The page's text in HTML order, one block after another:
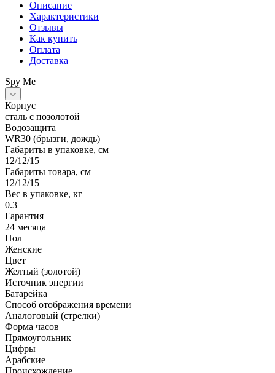
Описание
Характеристики
Отзывы
Как купить
Оплата
Доставка
Spy Me
Корпус
сталь с позолотой
Водозащита
WR30 (брызги, дождь)
Габариты в упаковке, см
12/12/15
Габариты товара, см
12/12/15
Вес в упаковке, кг
0.3
Гарантия
24 месяца
Пол
Женские
Цвет
Желтый (золотой)
Источник энергии
Батарейка
Способ отображения времени
Аналоговый (стрелки)
Форма часов
Прямоугольник
Цифры
Арабские
Происхождение